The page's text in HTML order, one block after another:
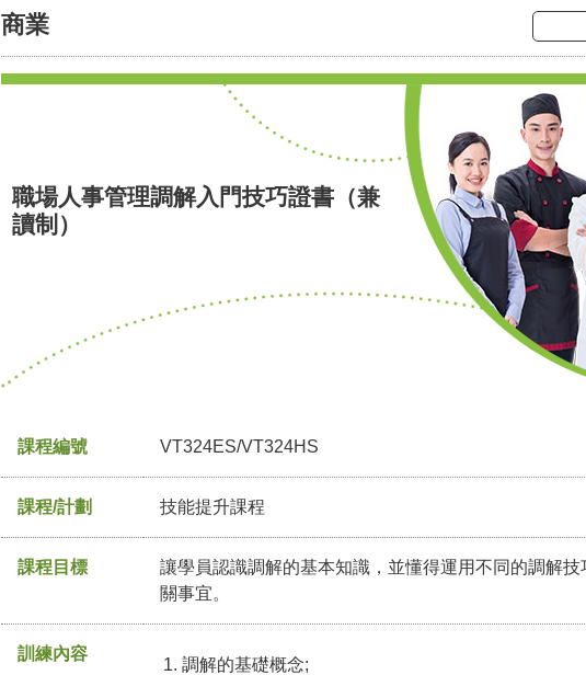
商業
職場人事管理調解入門技巧證書（兼
讀制）
課程編號 VT324ES/VT324HS
課程/計劃 技能提升課程
課程目標
讓學員認識調解的基本知識，並懂得運用不同的調解
關事宜。
訓練內容
調解的基礎概念;